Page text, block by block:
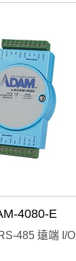
4080-E
485 遠端 I/O